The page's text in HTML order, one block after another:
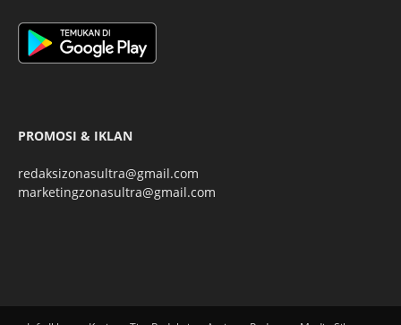
PROMOSI & IKLAN
redaksizonasultra@gmail.com
marketingzonasultra@gmail.com